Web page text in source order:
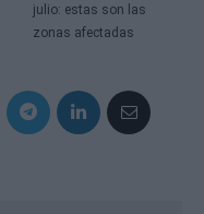
julio: estas son las
zonas afectadas